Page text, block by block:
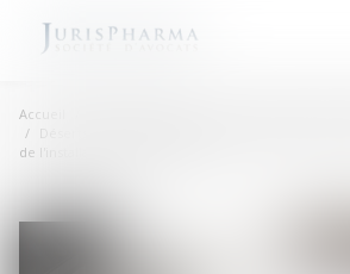
Accueil
Déserts médicaux : l'Assemblée nationale vote
de l'installation des médecins